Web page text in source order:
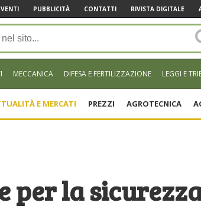
PUBBLICITÀ CONTATTI RIVISTA DIGITALE
MECCANICA DIFESA E FERTILIZZAZIONE LEGGI E
E MERCATI PREZZI AGROTECNICA
per la